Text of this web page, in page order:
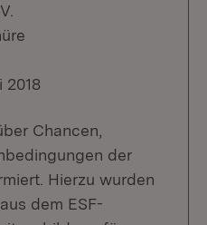
2018
Chancen,
der
Hierzu wurden
dem ESF-